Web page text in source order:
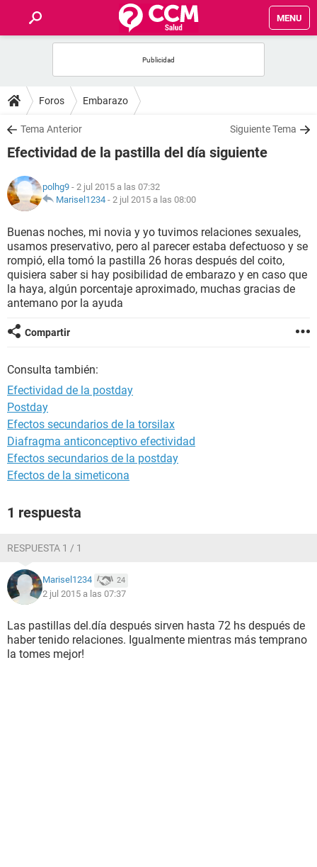
MENU
FOROS
SALUD
NUTRICIÓN
BIENESTAR
SEXUALIDAD
GLOSARIO
Foros Embarazo
Tema Anterior Siguiente Tema
Efectividad de la pastilla del día siguiente
polhg9 - 2 jul 2015 a las 07:32
Marisel1234 - 2 jul 2015 a las 08:00
Buenas noches, mi novia y yo tuvimos relaciones sexuales,
usamos preservativo, pero al parecer estaba defectuoso y se
rompió, ella tomó la pastilla 26 horas después del coito,
quisiera saber si hay posibilidad de embarazo y en caso que
la haya, algún porcentaje aproximado, muchas gracias de
antemano por la ayuda
Compartir
Consulta también:
Efectividad de la postday
Postday
Efectos secundarios de la torsilax
Diafragma anticonceptivo efectividad
Efectos secundarios de la postday
Efectos de la simeticona
1 respuesta
RESPUESTA 1 / 1
Marisel1234 24
2 jul 2015 a las 07:37
Las pastillas del.día después sirven hasta 72 hs después de
haber tenido relaciones. Igualmente mientras más temprano
la tomes mejor!